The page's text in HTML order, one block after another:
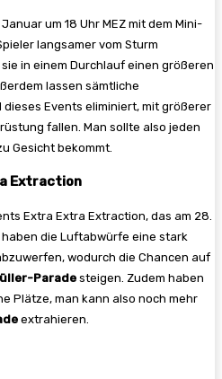
um 18 Uhr MEZ mit dem Mini-
langsamer vom Sturm
in einem Durchlauf einen größeren
lassen sämtliche
Events eliminiert, mit größerer
fallen. Man sollte also jeden
Gesicht bekommt.
Extraction
Extra Extra Extraction, das am 28.
haben die Luftabwürfe eine stark
wodurch die Chancen auf
Parade steigen. Zudem haben
Plätze, man kann also noch mehr
extrahieren.